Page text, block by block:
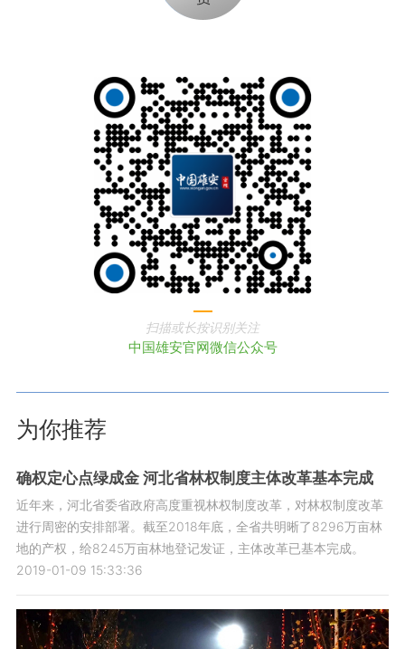
扫描或长按识别关注
中国雄安官网微信公众号
为你推荐
确权定心点绿成金 河北省林权制度主体改革基本完成
近年来，河北省委省政府高度重视林权制度改革，对林权制度改革
进行周密的安排部署。截至2018年底，全省共明晰了8296万亩林
地的产权，给8245万亩林地登记发证，主体改革已基本完成。
2019-01-09 15:33:36